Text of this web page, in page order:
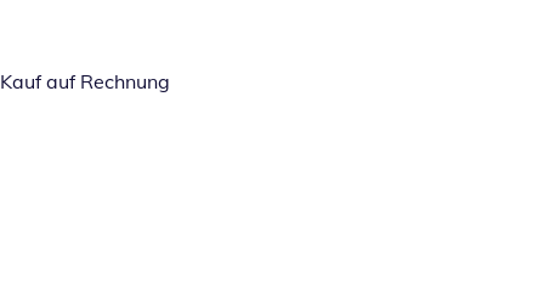
Kauf auf Rechnung